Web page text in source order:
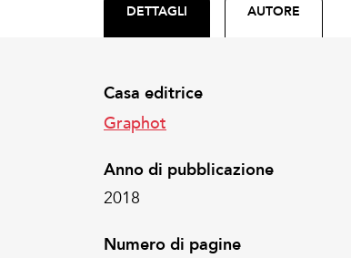
DETTAGLI AUTORE
Casa editrice
Graphot
Anno di pubblicazione
2018
Numero di pagine